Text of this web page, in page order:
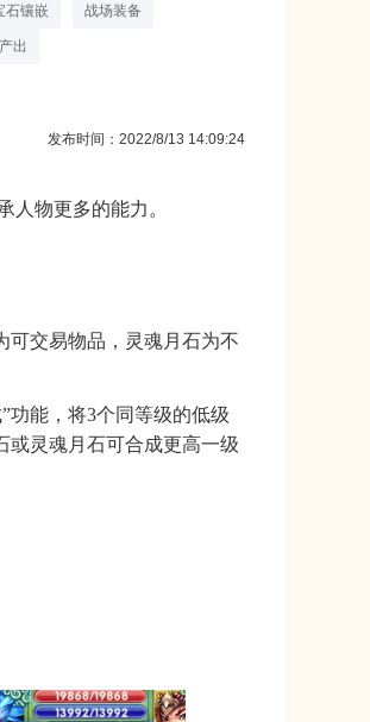
石镶嵌 战场装备
出
发布时间：2022/8/13 14:09:24
人物更多的能力。
可交易物品，灵魂月石为不
功能，将3个同等级的低级
或灵魂月石可合成更高一级